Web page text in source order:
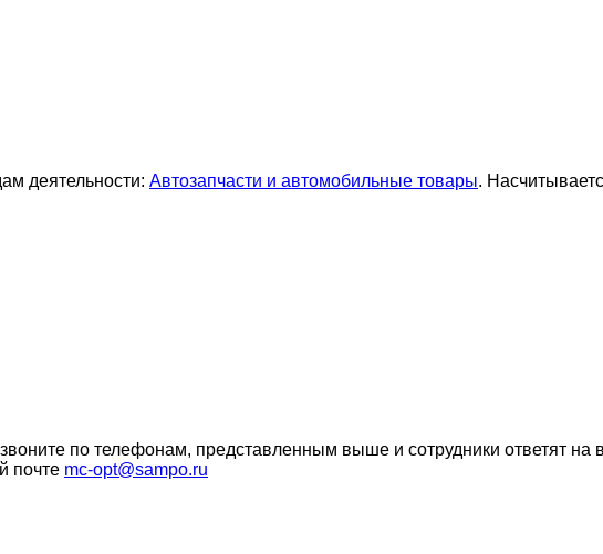
деятельности: Автозапчасти и автомобильные товары.
по телефонам, представленным выше и сотрудники ответят
почте mc-opt@sampo.ru